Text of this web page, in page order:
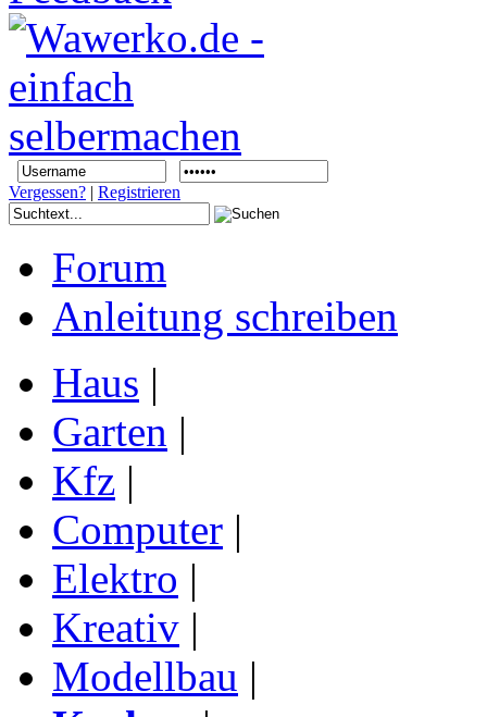
Vergessen? | Registrieren
Forum
Anleitung schreiben
Haus |
Garten |
Kfz |
Computer |
Elektro |
Kreativ |
Modellbau |